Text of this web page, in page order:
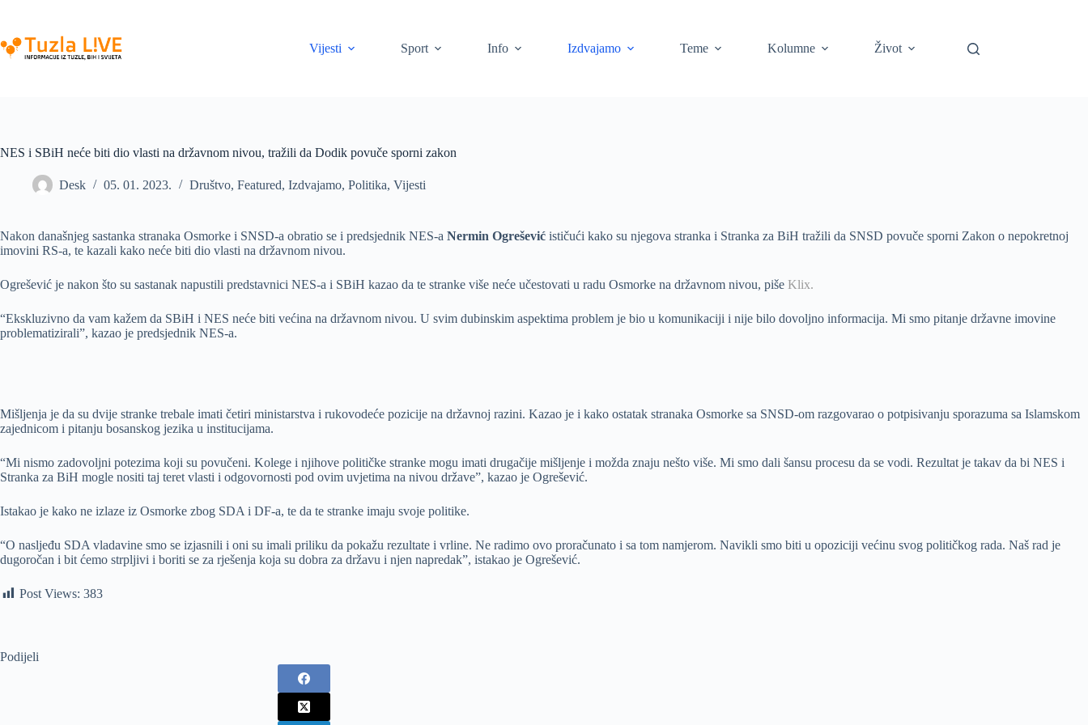
content
Vijesti
Sport Info Izdvajamo Teme Kolumne Život
NES i SBiH neće biti dio vlasti na državnom nivou, tražili da Dodik povuče sporni zakon
Desk 05. 01. 2023. Društvo, Featured, Izdvajamo, Politika, Vijesti
Nakon današnjeg sastanka stranaka Osmorke i SNSD-a obratio se i predsjednik NES-a Nermin Ogrešević ističući kako su njegova stranka i Stranka za BiH tražili da SNSD povuče sporni Zakon o nepokretnoj
imovini RS-a, te kazali kako neće biti dio vlasti na državnom nivou.
Ogrešević je nakon što su sastanak napustili predstavnici NES-a i SBiH kazao da te stranke više neće učestovati u radu Osmorke na državnom nivou, piše Klix.
“Ekskluzivno da vam kažem da SBiH i NES neće biti većina na državnom nivou. U svim dubinskim aspektima problem je bio u komunikaciji i nije bilo dovoljno informacija. Mi smo pitanje državne imovine
problematizirali”, kazao je predsjednik NES-a.
Mišljenja je da su dvije stranke trebale imati četiri ministarstva i rukovodeće pozicije na državnoj razini. Kazao je i kako ostatak stranaka Osmorke sa SNSD-om razgovarao o potpisivanju sporazuma sa Islamskom
zajednicom i pitanju bosanskog jezika u institucijama.
“Mi nismo zadovoljni potezima koji su povučeni. Kolege i njihove političke stranke mogu imati drugačije mišljenje i možda znaju nešto više. Mi smo dali šansu procesu da se vodi. Rezultat je takav da bi NES i
Stranka za BiH mogle nositi taj teret vlasti i odgovornosti pod ovim uvjetima na nivou države”, kazao je Ogrešević.
Istakao je kako ne izlaze iz Osmorke zbog SDA i DF-a, te da te stranke imaju svoje politike.
“O nasljeđu SDA vladavine smo se izjasnili i oni su imali priliku da pokažu rezultate i vrline. Ne radimo ovo proračunato i sa tom namjerom. Navikli smo biti u opoziciji većinu svog političkog rada. Naš rad je
dugoročan i bit ćemo strpljivi i boriti se za rješenja koja su dobra za državu i njen napredak”, istakao je Ogrešević.
Post Views: 383
Podijeli